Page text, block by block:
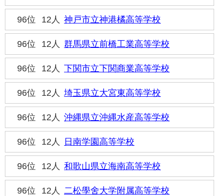
96位 12人 神戸市立神港橘高等学校
96位 12人 群馬県立前橋工業高等学校
96位 12人 下関市立下関商業高等学校
96位 12人 埼玉県立大宮東高等学校
96位 12人 沖縄県立沖縄水産高等学校
96位 12人 日南学園高等学校
96位 12人 和歌山県立海南高等学校
96位 12人 二松學舍大学附属高等学校